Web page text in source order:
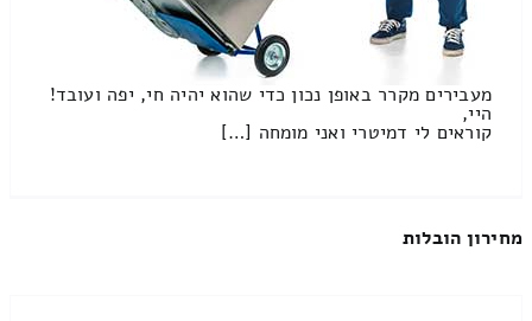
מעבירים מקרר באופן נכון כדי שהוא יהיה חי, יפה ועובד!
היי,
קוראים לי דמיטרי ואני מומחה […]
מחירון הובלות